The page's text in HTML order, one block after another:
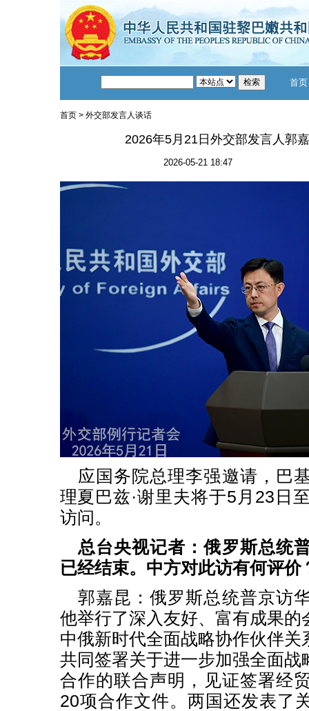
首页
首页> 外交部发言人谈话
2026年5月21日外交部发言人郭
2026-05-21 18:47
应国务院总理李强邀请，巴
理夏巴兹·谢里夫将于5月23日
访问。
总台央视记者：俄罗斯总统
已经结束。中方对此访有何评价
郭嘉昆：俄罗斯总统普京访
他举行了深入友好、富有成果的
中俄新时代全面战略协作伙伴关
共同签署关于进一步加强全面战
合作的联合声明，见证签署经
20项合作文件。两国还发表了